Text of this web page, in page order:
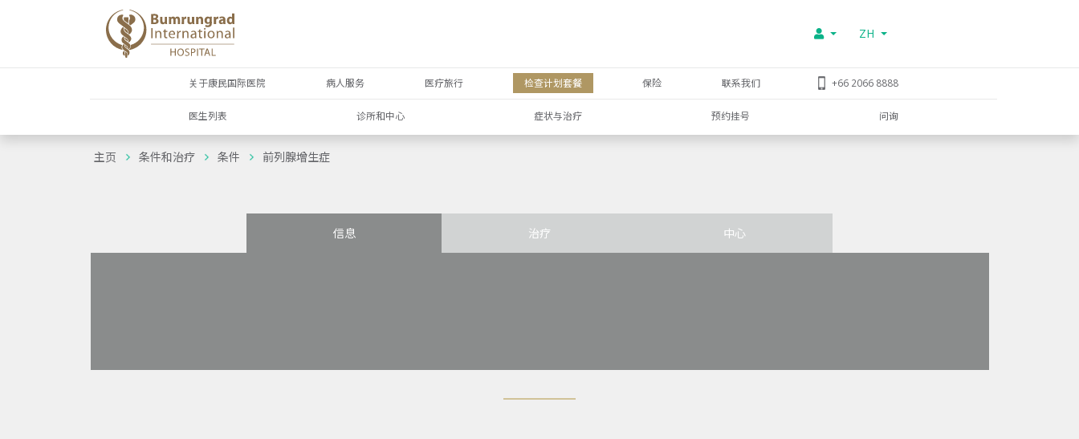
ZH
关于康民国际医院 病人服务 医疗旅行 检查计划套餐 保险 联系我们 +66 2066 8888
医生列表 诊所和中心 症状与治疗 预约挂号 问询
主页 条件和治疗 条件 前列腺增生症
信息 治疗 中心